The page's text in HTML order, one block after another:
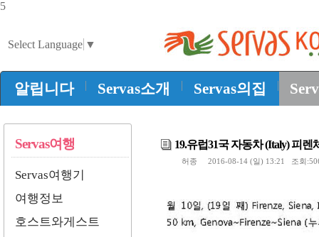
5
Select Language ▼
알립니다 | Servas소개 | Servas의집 |
Servas여행
Servas여행기
여행정보
호스트와게스트
19.유럽31국 자동차 (Italy) 피렌
허종 2016-08-14 (일) 13:21 조회